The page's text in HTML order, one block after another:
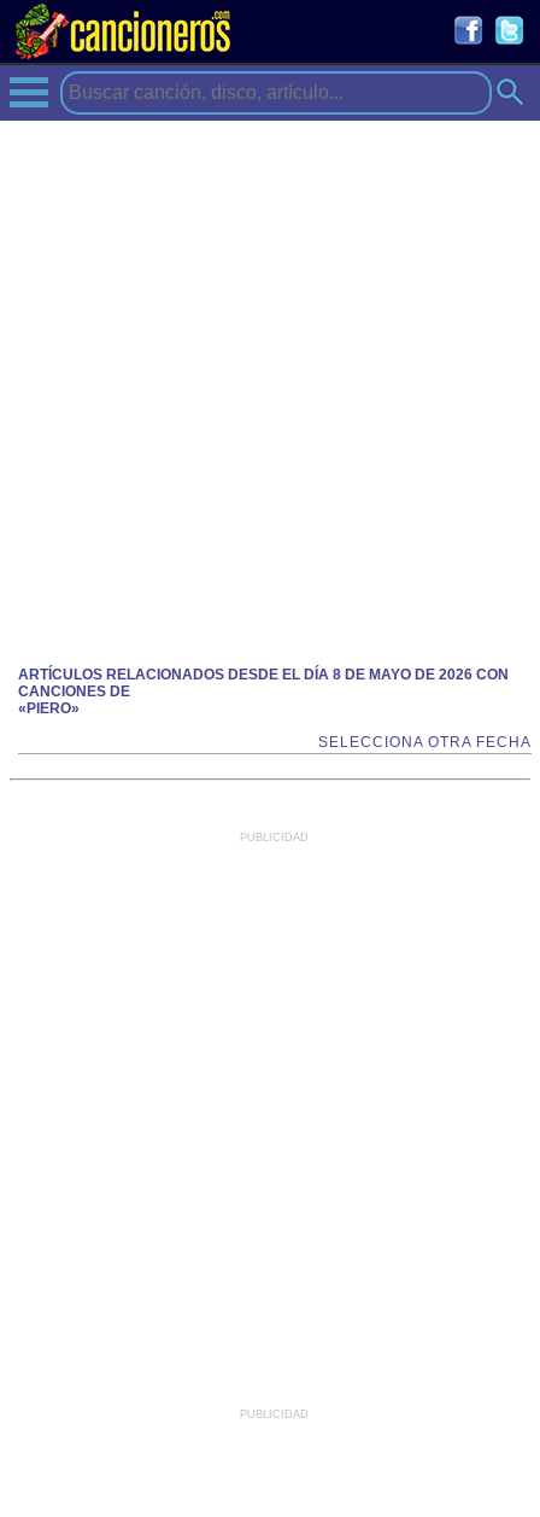
ARTÍCULOS RELACIONADOS DESDE EL DÍA 8 DE MAYO DE 2026 CON
CANCIONES DE
«PIERO»
SELECCIONA OTRA FECHA
PUBLICIDAD
PUBLICIDAD